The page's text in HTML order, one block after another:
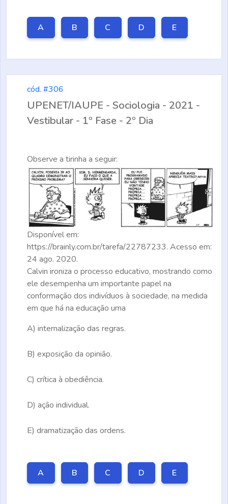
A B C D E
cód. #306
UPENET/IAUPE - Sociologia - 2021 -
Vestibular - 1º Fase - 2º Dia
Observe a tirinha a seguir:
Disponível em:
https://brainly.com.br/tarefa/22787233. Acesso em:
24 ago. 2020.
Calvin ironiza o processo educativo, mostrando como
ele desempenha um importante papel na
conformação dos indivíduos à sociedade, na medida
em que há na educação uma
A) internalização das regras.
B) exposição da opinião.
C) crítica à obediência.
D) ação individual.
E) dramatização das ordens.
A B C D E